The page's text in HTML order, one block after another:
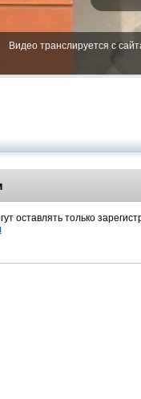
Видео транслируется с
оставлять только